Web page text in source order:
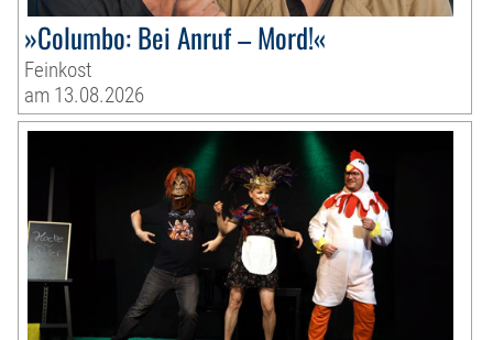
»Columbo: Bei Anruf – Mord!«
Feinkost
am 13.08.2026